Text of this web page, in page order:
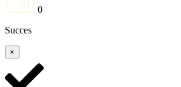
0
Succes
×